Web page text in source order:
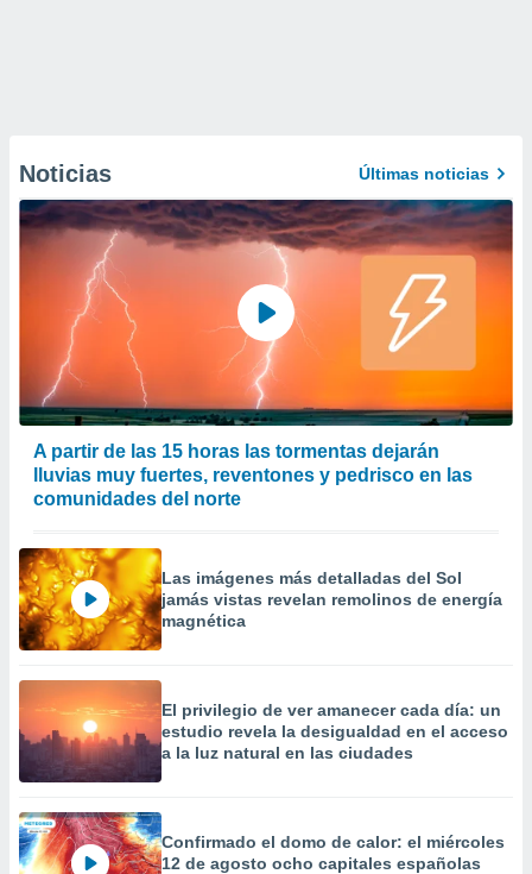
Noticias Últimas noticias
A partir de las 15 horas las tormentas dejarán
lluvias muy fuertes, reventones y pedrisco en las
comunidades del norte
Las imágenes más detalladas del Sol
jamás vistas revelan remolinos de energía
magnética
El privilegio de ver amanecer cada día: un
estudio revela la desigualdad en el acceso
a la luz natural en las ciudades
Confirmado el domo de calor: el miércoles
12 de agosto ocho capitales españolas